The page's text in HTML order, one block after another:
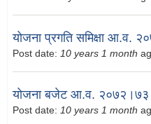
योजना प्रगति समिक्षा आ.व.
Post date: 10 years 1 month
योजना बजेट आ.व. २०७२।७३
Post date: 10 years 1 month